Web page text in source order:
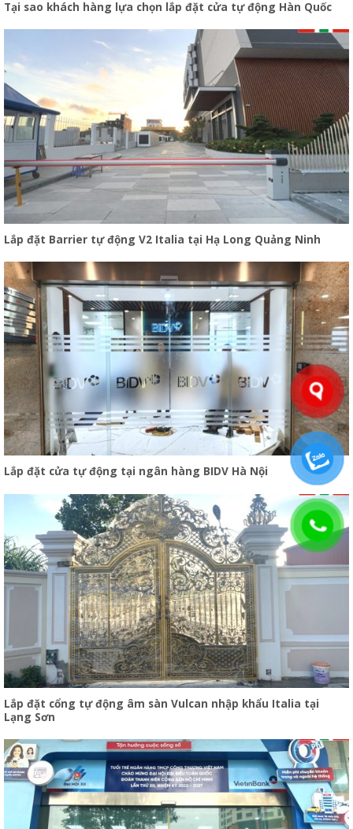
Tại sao khách hàng lựa chọn lắp đặt cửa tự động Hàn Quốc
Lắp đặt Barrier tự động V2 Italia tại Hạ Long Quảng Ninh
Lắp đặt cửa tự động tại ngân hàng BIDV Hà Nội
Lắp đặt cổng tự động âm sàn Vulcan nhập khẩu Italia tại
Lạng Sơn